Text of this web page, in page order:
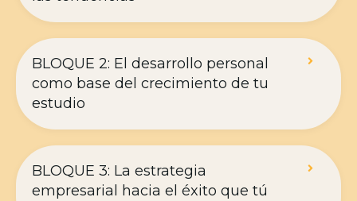
BLOQUE 2: El desarrollo personal
como base del crecimiento de tu
estudio
BLOQUE 3: La estrategia
empresarial hacia el éxito que tú